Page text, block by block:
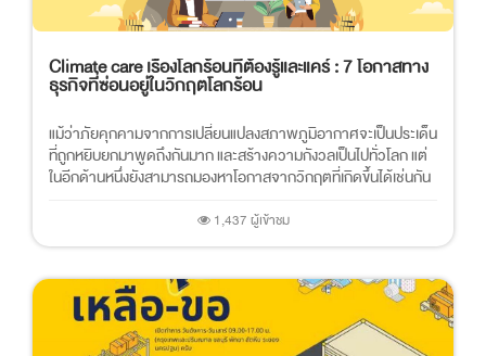
Climate care เรื่องโลกร้อนที่ต้องรู้และแคร์ : 7 โอกาสทาง
ธุรกิจที่ซ่อนอยู่ในวิกฤตโลกร้อน
แม้ว่าภัยคุกคามจากการเปลี่ยนแปลงสภาพภูมิอากาศจะเป็นประเด็น
ที่ถูกหยิบยกมาพูดถึงกันมาก และสร้างความกังวลเป็นไปทั่วโลก แต่
ในอีกด้านหนึ่งยังสามารถมองหาโอกาสจากวิกฤตที่เกิดขึ้นได้เช่นกัน
1,437 ผู้เข้าชม